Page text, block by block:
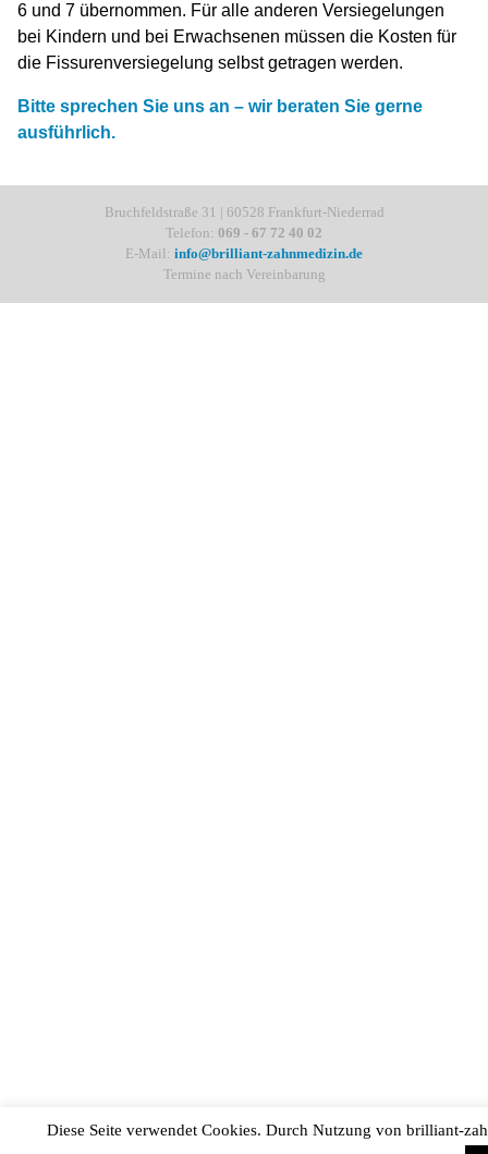
6 und 7 übernommen. Für alle anderen Versiegelungen
bei Kindern und bei Erwachsenen müssen die Kosten für
die Fissurenversiegelung selbst getragen werden.
Bitte sprechen Sie uns an – wir beraten Sie gerne
ausführlich.
Bruchfeldstraße 31 | 60528 Frankfurt-Niederrad
Telefon: 069 - 67 72 40 02
E-Mail: info@brilliant-zahnmedizin.de
Termine nach Vereinbarung
Diese Seite verwendet Cookies. Durch Nutzung von brilliant-